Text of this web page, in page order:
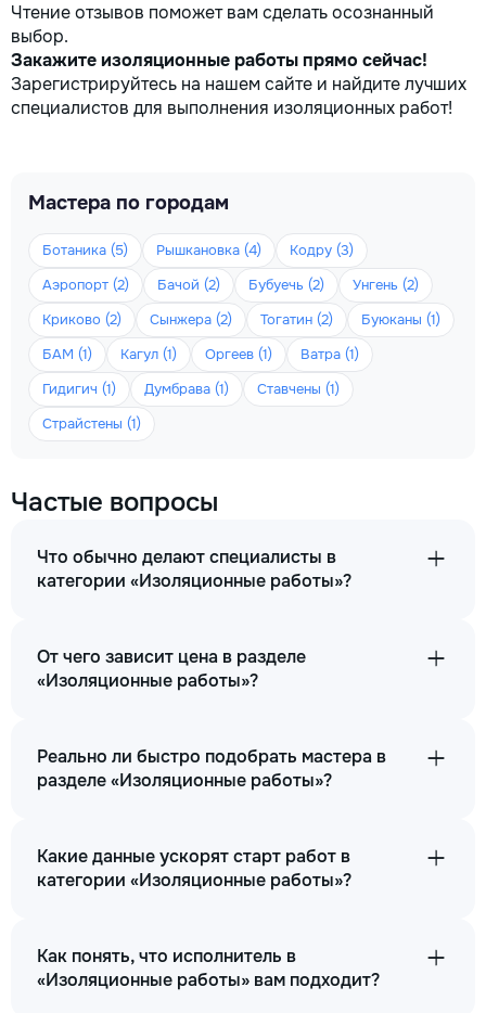
Чтение отзывов поможет вам сделать осознанный
выбор.
Закажите изоляционные работы прямо сейчас!
Зарегистрируйтесь на нашем сайте и найдите лучших
специалистов для выполнения изоляционных работ!
Мастера по городам
Ботаника (5) Рышкановка (4)
Кодру (3)
Аэропорт (2)
Бачой (2) Бубуечь (2)
Унгень (2)
Криково (2)
Сынжера (2) Тогатин (2)
Буюканы (1)
БАМ (1)
Кагул (1) Оргеев (1)
Ватра (1)
Гидигич (1)
Думбрава (1)
Ставчены (1)
Страйстены (1)
Частые вопросы
Что обычно делают специалисты в
категории «Изоляционные работы»?
От чего зависит цена в разделе
«Изоляционные работы»?
Реально ли быстро подобрать мастера в
разделе «Изоляционные работы»?
Какие данные ускорят старт работ в
категории «Изоляционные работы»?
Как понять, что исполнитель в
«Изоляционные работы» вам подходит?